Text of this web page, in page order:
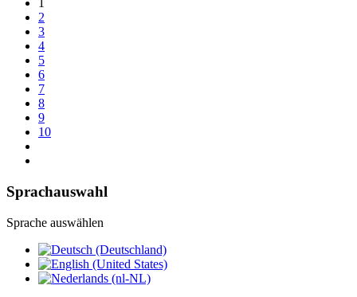
1
2
3
4
5
6
7
8
9
10
Sprachauswahl
Sprache auswählen